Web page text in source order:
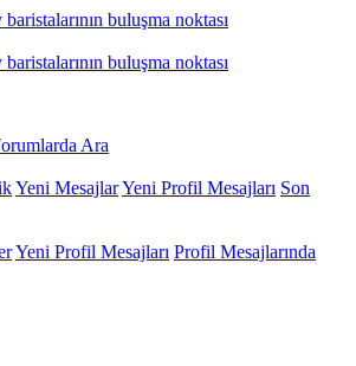
Ara
Yeni MesajlarYeni Profil Mesajları Son
Yeni Profil Mesajları Profil Mesajlarında